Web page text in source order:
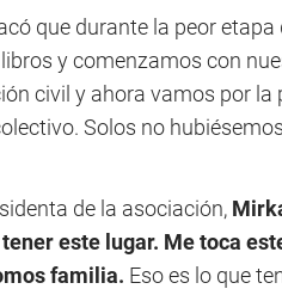
que durante la peor etapa
y comenzamos con
civil y ahora vamos por la
Solos no
de la asociación,
este lugar. Me toca
familia. Eso es lo que